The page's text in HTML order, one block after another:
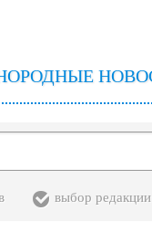
выбор редакции